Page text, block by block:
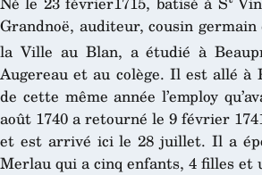
Grandnoë, auditeur, cousin
la Ville au Blan, a étudié à
Augereau et au colège. Il est allé
de cette même année l’employ
août 1740 a retourné le 9 février
et est arrivé ici le 28 juillet. Il a
Merlau qui a cinq enfants, 4 filles et